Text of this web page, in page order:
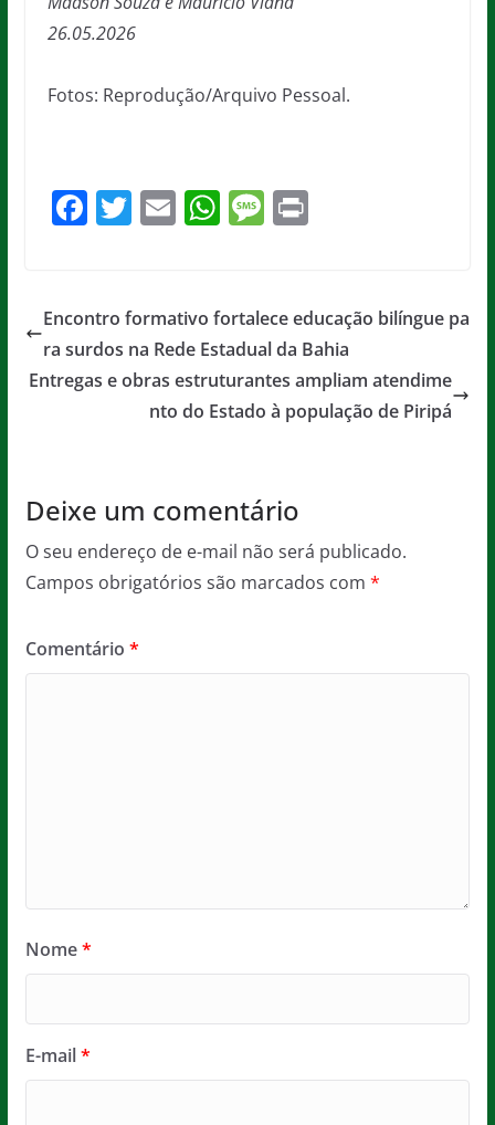
26.05.2026
Fotos: Reprodução/Arquivo Pessoal.
F
e
b
o
T
er
E
l
W
s
A
p
p
M
a
g
e
Pr
Encontro formativo fortalece educação bilíngue pa
ra surdos na Rede Estadual da Bahia
Entregas e obras estruturantes ampliam atendime
nto do Estado à população de Piripá
Deixe um comentário
O seu endereço de e-mail não será publicado.
Campos obrigatórios são marcados com *
Comentário *
Nome*
E-mail*